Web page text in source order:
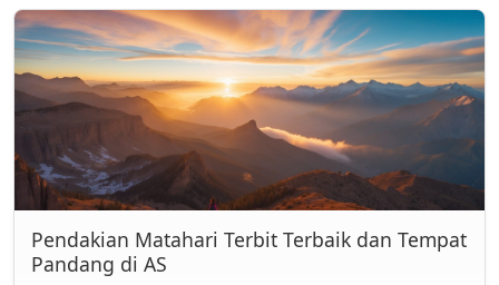
Pendakian Matahari Terbit Terbaik dan Tempat
Pandang di AS